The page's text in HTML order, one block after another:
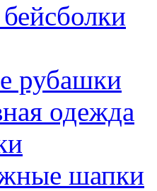
рубашки
одежда
шапки